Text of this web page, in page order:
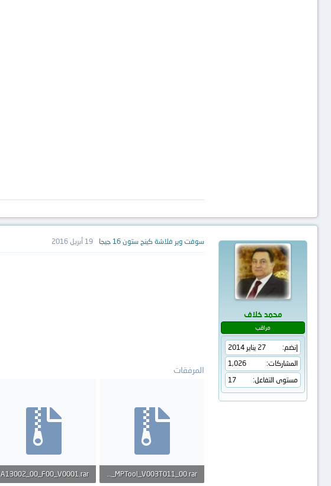
محمد خلاف
مراقب
إنضم
27 يناير 2014
المشاركات
1,026
مستوى التفاعل
17
سوفت وير فلاشة كينج ستون 16 جيجا 19 أبريل 2016
المرفقات
UFD_MPTool_V003T011_00.rar
A13002_00_F00_V0001.rar